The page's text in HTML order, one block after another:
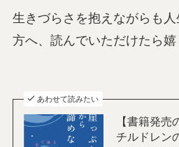
生きづらさを抱えながらも
方へ、読んでいただけたら嬉
あわせて読みたい
【書籍発売
チルドレン